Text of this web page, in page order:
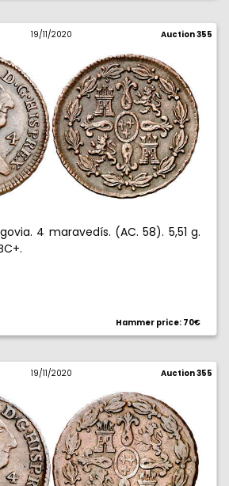
19/11/2020 Auction 355
4 maravedís. (AC. 58). 5,51 g.
Hammer price: 70€
19/11/2020 Auction 355